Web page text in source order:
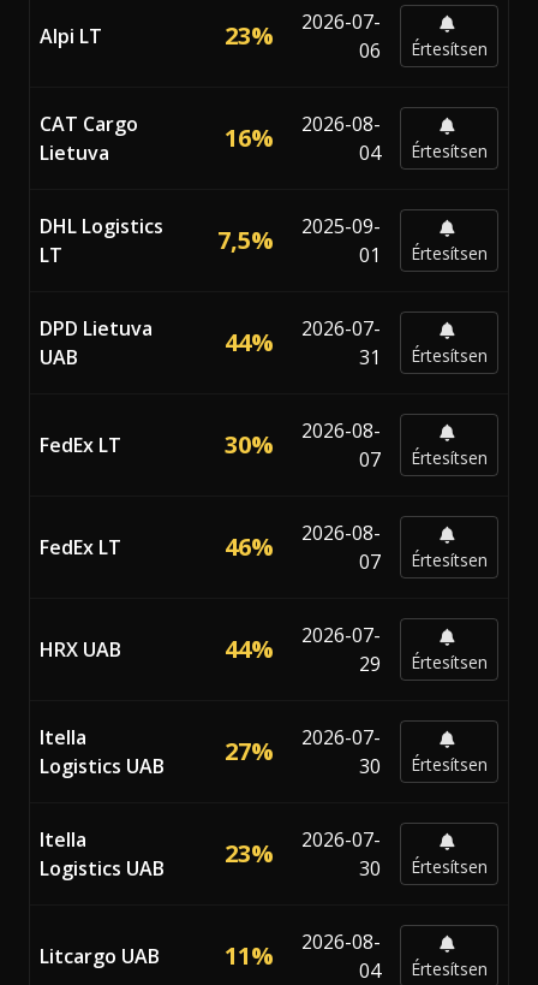
Alpi LT 23%
2026-07-
06
Értesítsen
CAT Cargo
Lietuva
16%
2026-08-
04
Értesítsen
DHL Logistics
LT
7,5%
2025-09-
01
Értesítsen
DPD Lietuva
UAB
44%
2026-07-
31
Értesítsen
FedEx LT 30%
2026-08-
07
Értesítsen
FedEx LT 46%
2026-08-
07
Értesítsen
HRX UAB 44%
2026-07-
29
Értesítsen
Itella
Logistics UAB
27%
2026-07-
30
Értesítsen
Itella
Logistics UAB
23%
2026-07-
30
Értesítsen
Litcargo UAB 11%
2026-08-
04
Értesítsen